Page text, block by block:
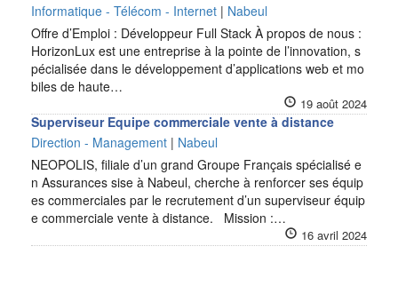
Informatique - Télécom - Internet | Nabeul
Offre d’Emploi : Développeur Full Stack À propos de nous :
HorizonLux est une entreprise à la pointe de l’innovation, s
pécialisée dans le développement d’applications web et mo
biles de haute…
19 août 2024
Superviseur Equipe commerciale vente à distance
Direction - Management | Nabeul
NEOPOLIS, filiale d’un grand Groupe Français spécialisé e
n Assurances sise à Nabeul, cherche à renforcer ses équip
es commerciales par le recrutement d’un superviseur équip
e commerciale vente à distance. Mission :…
16 avril 2024